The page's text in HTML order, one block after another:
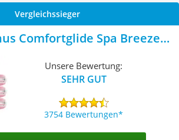
Vergleichssieger
Comfortglide Spa Breeze
Unsere Bewertung:
SEHR GUT
3754 Bewertungen